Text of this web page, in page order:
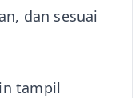
dan sesuai
tampil